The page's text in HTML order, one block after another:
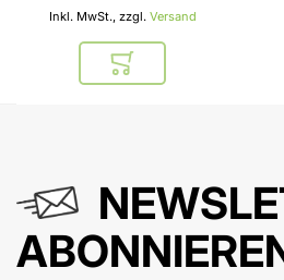
Inkl. MwSt., zzgl. Versand
In den Warenkorb